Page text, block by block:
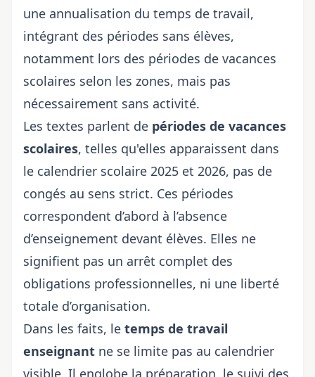
une annualisation du temps de travail,
intégrant des périodes sans élèves,
notamment lors des périodes de vacances
scolaires selon les zones, mais pas
nécessairement sans activité.
Les textes parlent de périodes de vacances
scolaires, telles qu'elles apparaissent dans
le calendrier scolaire 2025 et 2026, pas de
congés au sens strict. Ces périodes
correspondent d’abord à l’absence
d’enseignement devant élèves. Elles ne
signifient pas un arrêt complet des
obligations professionnelles, ni une liberté
totale d’organisation.
Dans les faits, le temps de travail
enseignant ne se limite pas au calendrier
visible. Il englobe la préparation, le suivi des